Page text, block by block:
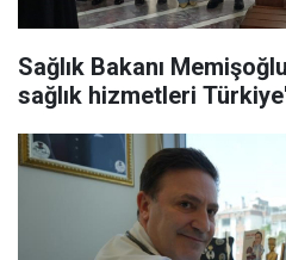
Sağlık Bakanı
sağlık hizmetleri